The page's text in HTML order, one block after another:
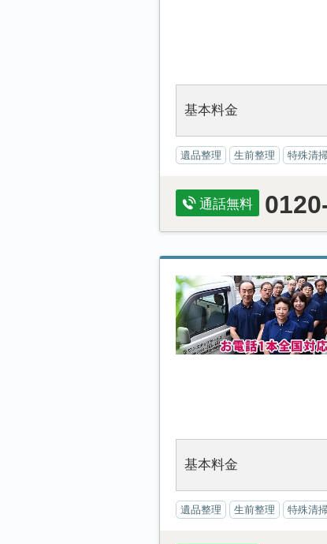
基本料金
遺品整理 生前整理 特殊清
通話無料
基本料金
遺品整理 生前整理 特殊清